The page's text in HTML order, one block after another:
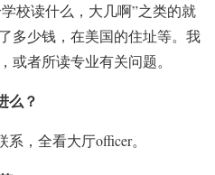
校读什么，大几啊”之类的就
多少钱，在美国的住址等。我
或者所读专业有关问题。
么？
，全看大厅officer。